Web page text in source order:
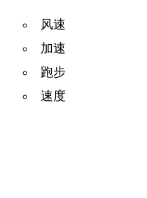
风速
加速
跑步
速度